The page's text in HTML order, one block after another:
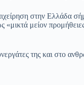
στην Ελλάδα
μείον
της και στο